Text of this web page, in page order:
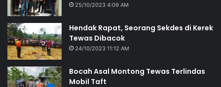
25/10/2023 4:09 AM
Hendak Rapat, Seorang Sekdes di Kerek
Tewas Dibacok
24/10/2023 11:12 AM
Bocah Asal Montong Tewas Terlindas
Mobil Taft